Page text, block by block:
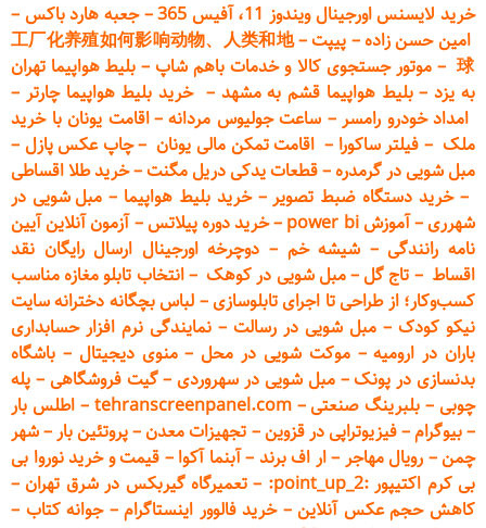
خرید لایسنس اورجینال ویندوز 11، آفیس 365
–جعبه هارد باکس –
امین حسن زاده– پیپت–
工厂化养殖如何影响动物、人类和地
球
– موتور جستجوی کالا و خدمات باهم شاپ– بلیط هواپیما تهران
به یزد–بلیط هواپیما قشم به مشهد –خرید بلیط هواپیما چارتر –
امداد خودرو رامسر– ساعت جولیوس مردانه–اقامت یونان با خرید
ملک – فیلتر ساکورا – اقامت تمکن مالی یونان –چاپ عکس پازل –
مبل شویی در گرمدره–قطعاتیدکی دریل مگنت–خرید طلا اقساطی
–خرید دستگاه ضبط تصویر–خرید بلیط هواپیما –مبل شویی در
شهرری–آموزش power bi –خرید دورهپیلاتس–آزمون آنلاین آیین
نامه رانندگی– شیشه خم – دوچرخه اورجینال ارسال رایگان نقد
اقساط – تاج گل–مبل شویی در کوهک–انتخاب تابلو مغازه مناسب
کسب‌وکار؛ از طراحی تا اجرای تابلوسازی– لباس بچگانه دخترانه سایت
نیکو کودک – مبل شویی در رسالت – نمایندگی نرم افزار حسابداری
باران در ارومیه–موکت شویی در محل–منوی دیجیتال – باشگاه
بدنسازی در پونک–مبل شویی در سهروردی–گیت فروشگاهی – پله
چوبی – بلبرینگ صنعتی–
tehranscreenpanel.com
–اطلس بار
–بیوگرام–فیزیوتراپی در قزوین– تجهیزات معدن–پروتئین بار–شهر
چمن– رویال مهاجر –ار اف برند –آبنما آکوا – قیمت و خرید نوروا بی
بی کرم اکتیپور :point_up_2:
– تعمیرگاه گیربکس در شرق تهران–
کاهش حجم عکس آنلاین–خرید فالوور اینستاگرام–جوانه کتاب –